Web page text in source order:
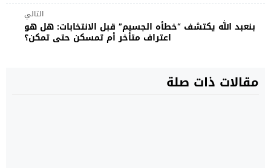
التالي
بنعبد الله يكتشف “خطأه الجسيم” قبل الانتخابات: هل هو
اعتراف متأخر أم تمسكن حتى تمكن؟
مقالات ذات صلة